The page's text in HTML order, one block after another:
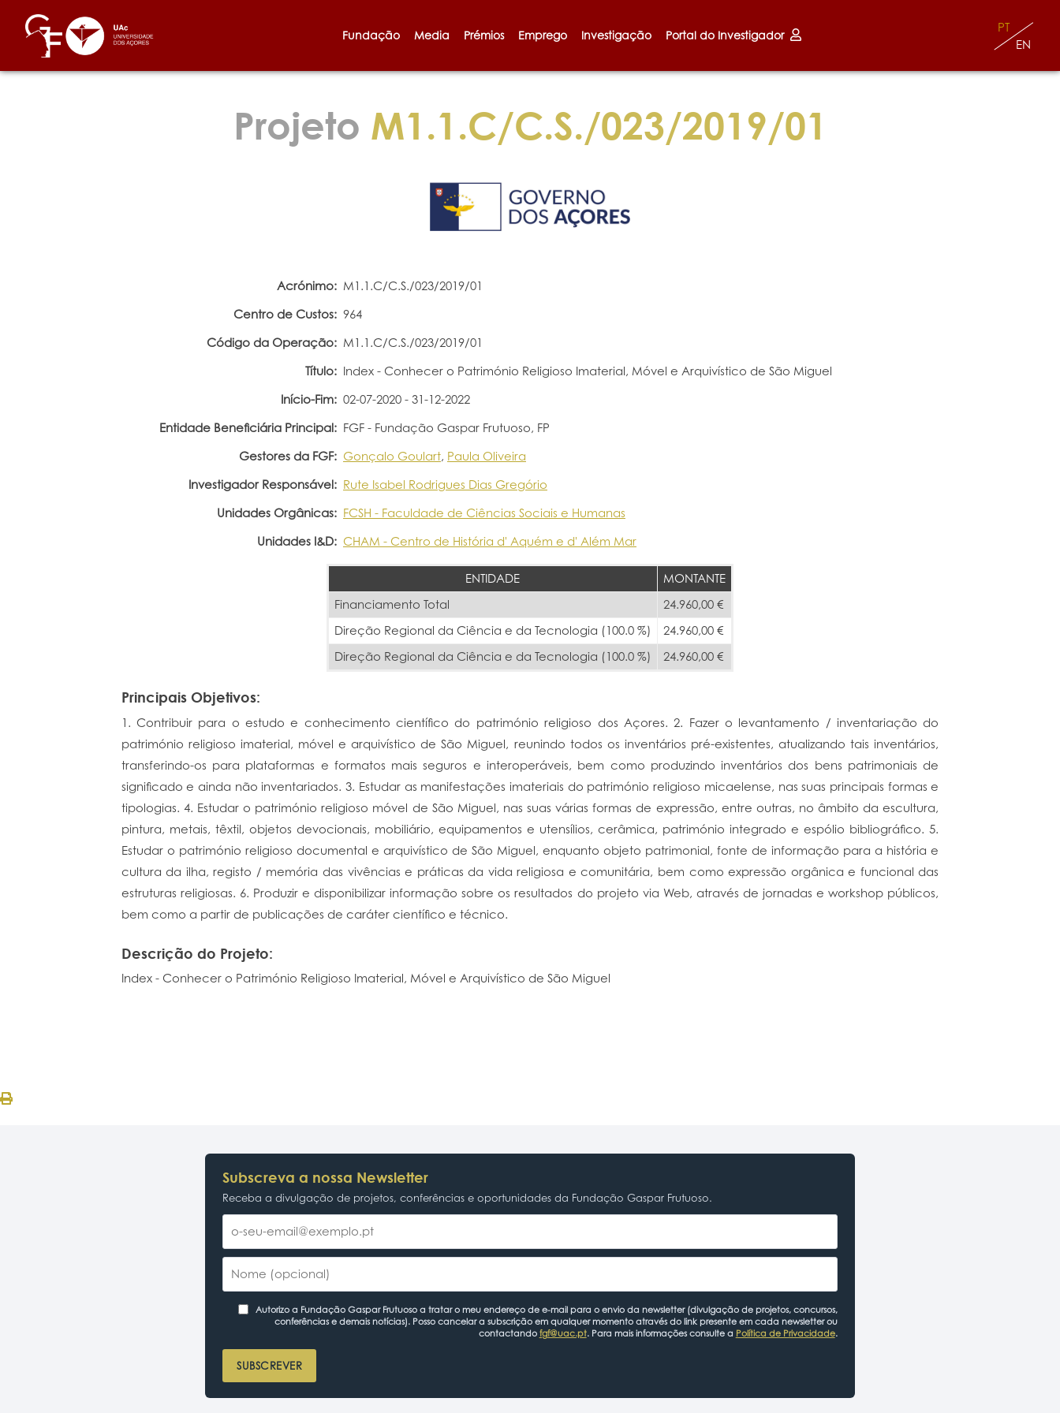
Fundação Media Prémios Emprego Investigação Portal do Investigador
EN
PT
Projeto M1.1.C/C.S./023/2019/01
Acrónimo: M1.1.C/C.S./023/2019/01
Centro de Custos: 964
Código da Operação: M1.1.C/C.S./023/2019/01
Título: Index - Conhecer o Património Religioso Imaterial, Móvel e Arquivístico de São Miguel
Início-Fim: 02-07-2020 - 31-12-2022
Entidade Beneficiária Principal: FGF - Fundação Gaspar Frutuoso, FP
Gestores da FGF: Gonçalo Goulart, Paula Oliveira
Investigador Responsável: Rute Isabel Rodrigues Dias Gregório
Unidades Orgânicas: FCSH - Faculdade de Ciências Sociais e Humanas
Unidades I&D: CHAM - Centro de História d' Aquém e d' Além Mar
ENTIDADE
MONTANTE
Financiamento Total
24.960,00 €
Direção Regional da Ciência e da Tecnologia (100.0 %)
24.960,00 €
Direção Regional da Ciência e da Tecnologia (100.0 %)
24.960,00 €
Principais Objetivos:
1. Contribuir para o estudo e conhecimento científico do património religioso dos Açores. 2. Fazer o levantamento / inventariação do
património religioso imaterial, móvel e arquivístico de São Miguel, reunindo todos os inventários pré-existentes, atualizando tais inventários,
transferindo-os para plataformas e formatos mais seguros e interoperáveis, bem como produzindo inventários dos bens patrimoniais de
significado e ainda não inventariados. 3. Estudar as manifestações imateriais do património religioso micaelense, nas suas principais formas e
tipologias. 4. Estudar o património religioso móvel de São Miguel, nas suas várias formas de expressão, entre outras, no âmbito da escultura,
pintura, metais, têxtil, objetos devocionais, mobiliário, equipamentos e utensílios, cerâmica, património integrado e espólio bibliográfico. 5.
Estudar o património religioso documental e arquivístico de São Miguel, enquanto objeto patrimonial, fonte de informação para a história e
cultura da ilha, registo / memória das vivências e práticas da vida religiosa e comunitária, bem como expressão orgânica e funcional das
estruturas religiosas. 6. Produzir e disponibilizar informação sobre os resultados do projeto via Web, através de jornadas e workshop públicos,
bem como a partir de publicações de caráter científico e técnico.
Descrição do Projeto:
Index - Conhecer o Património Religioso Imaterial, Móvel e Arquivístico de São Miguel
Subscreva a nossa Newsletter
Receba a divulgação de projetos, conferências e oportunidades da Fundação Gaspar Frutuoso.
Autorizo a Fundação Gaspar Frutuoso a tratar o meu endereço de e-mail para o envio da newsletter (divulgação de projetos, concursos,
conferências e demais notícias). Posso cancelar a subscrição em qualquer momento através do link presente em cada newsletter ou
contactando fgf@uac.pt. Para mais informações consulte a Política de Privacidade.
SUBSCREVER